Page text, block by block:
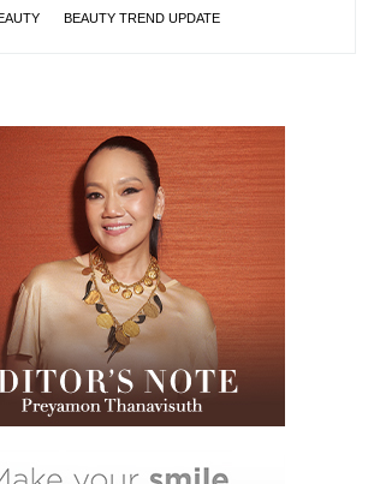
BEAUTY TREND UPDATE